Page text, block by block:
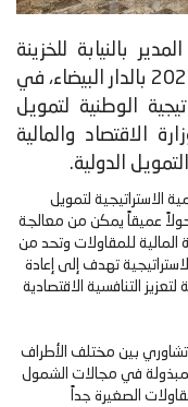
بالنيابة للخزينة
والمالية الخارجية، يوم 22 أبريل 2026 بالدار البيضاء، في
الوطنية لتمويل
الاقتصاد والمالية
الدولية.
الاستراتيجية لتمويل
تحولاً عميقاً يمكن من معالجة
المالية للمقاولات وتحد من
تهدف إلى إعادة
لتعزيز التنافسية الاقتصادية
بين مختلف الأطراف
في مجالات الشمول
الصغيرة جداً